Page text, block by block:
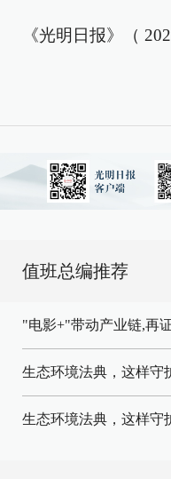
《光明日报》（
值班总编推荐
"电影+"带动产业链,再
生态环境法典，这样守
生态环境法典，这样守